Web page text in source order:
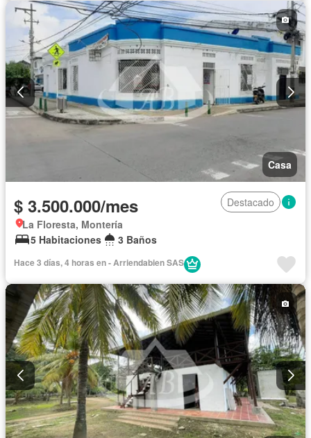
Casa
$ 3.500.000/mes
Destacado
La Floresta, Montería
5 Habitaciones
3 Baños
Hace 3 días, 4 horas en - Arriendabien SAS